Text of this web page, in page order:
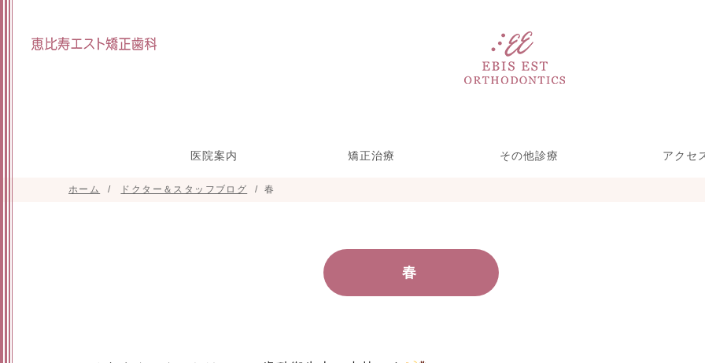
医院案内
スタッフ紹介
院長インタビュー
施設紹介
研修参加実績
矯正治療 その他診療 アクセ
ホーム ドクター＆スタッフブログ 春
春